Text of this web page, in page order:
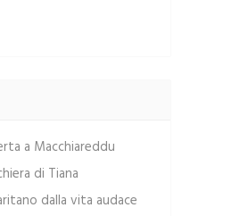
a Macchiareddu
di Tiana
dalla vita audace